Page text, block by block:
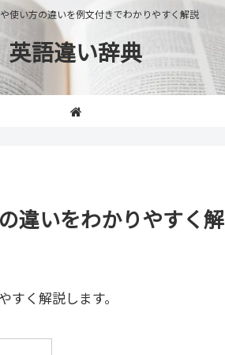
使い方の違いを例文付きでわかりやすく解説
英語違い辞典
違いをわかりやすく解
く解説します。